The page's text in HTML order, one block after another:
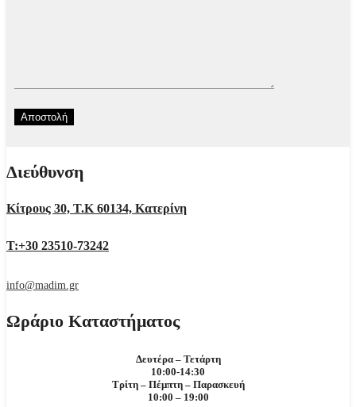
Διεύθυνση
Κίτρους 30, Τ.Κ 60134, Κατερίνη
Τ:+30 23510-73242
info@madim.gr
Ωράριο Καταστήματος
Δευτέρα – Τετάρτη
10:00-14:30
Τρίτη – Πέμπτη – Παρασκευή
10:00 – 19:00